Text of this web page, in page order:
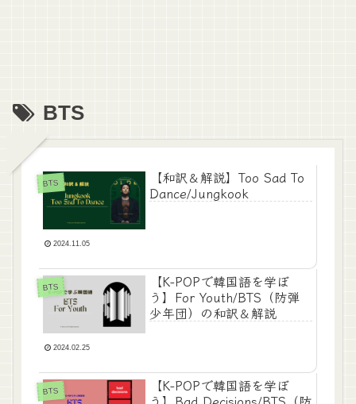
BTS
BTS
【和訳＆解説】Too Sad To
Dance/Jungkook
2024.11.05
BTS
【K-POPで韓国語を学ぼ
う】For Youth/BTS（防弾
少年団）の和訳＆解説
2024.02.25
BTS
【K-POPで韓国語を学ぼ